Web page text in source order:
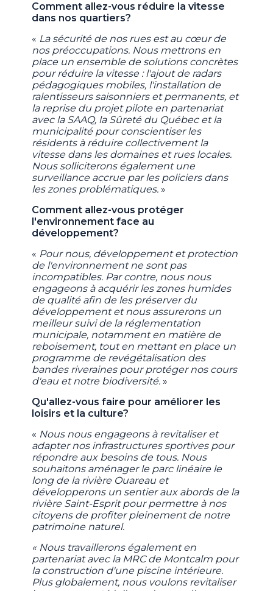
Comment allez-vous réduire la vitesse
dans nos quartiers?
« La sécurité de nos rues est au cœur de
nos préoccupations. Nous mettrons en
place un ensemble de solutions concrètes
pour réduire la vitesse : l'ajout de radars
pédagogiques mobiles, l'installation de
ralentisseurs saisonniers et permanents, et
la reprise du projet pilote en partenariat
avec la SAAQ, la Sûreté du Québec et la
municipalité pour conscientiser les
résidents à réduire collectivement la
vitesse dans les domaines et rues locales.
Nous solliciterons également une
surveillance accrue par les policiers dans
les zones problématiques. »
Comment allez-vous protéger
l'environnement face au
développement?
« Pour nous, développement et protection
de l'environnement ne sont pas
incompatibles. Par contre, nous nous
engageons à acquérir les zones humides
de qualité afin de les préserver du
développement et nous assurerons un
meilleur suivi de la réglementation
municipale, notamment en matière de
reboisement, tout en mettant en place un
programme de revégétalisation des
bandes riveraines pour protéger nos cours
d'eau et notre biodiversité. »
Qu'allez-vous faire pour améliorer les
loisirs et la culture?
« Nous nous engageons à revitaliser et
adapter nos infrastructures sportives pour
répondre aux besoins de tous. Nous
souhaitons aménager le parc linéaire le
long de la rivière Ouareau et
développerons un sentier aux abords de la
rivière Saint-Esprit pour permettre à nos
citoyens de profiter pleinement de notre
patrimoine naturel.
« Nous travaillerons également en
partenariat avec la MRC de Montcalm pour
la construction d'une piscine intérieure.
Plus globalement, nous voulons revitaliser